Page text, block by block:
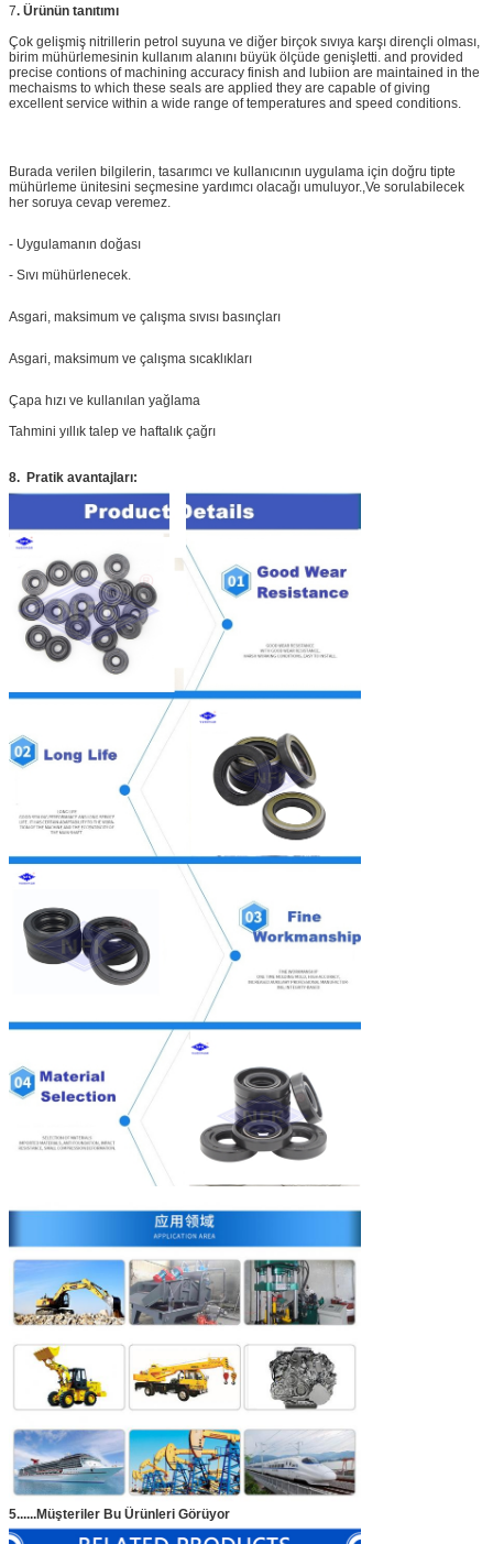
7. Ürünün tanıtımı
Çok gelişmiş nitrillerin petrol suyuna ve diğer birçok sıvıya karşı dirençli olması,
birim mühürlemesinin kullanım alanını büyük ölçüde genişletti. and provided
precise contions of machining accuracy finish and lubiion are maintained in the
mechaisms to which these seals are applied they are capable of giving
excellent service within a wide range of temperatures and speed conditions.
Burada verilen bilgilerin, tasarımcı ve kullanıcının uygulama için doğru tipte
mühürleme ünitesini seçmesine yardımcı olacağı umuluyor.,Ve sorulabilecek
her soruya cevap veremez.
- Uygulamanın doğası
- Sıvı mühürlenecek.
Asgari, maksimum ve çalışma sıvısı basınçları
Asgari, maksimum ve çalışma sıcaklıkları
Çapa hızı ve kullanılan yağlama
Tahmini yıllık talep ve haftalık çağrı
8. Pratik avantajları:
5......Müşteriler Bu Ürünleri Görüyor